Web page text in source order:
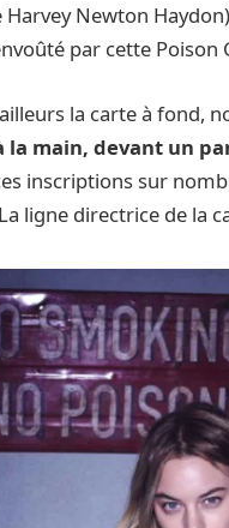
Newton
par cette Poison
la carte à fond,
main, devant un
inscriptions sur
ligne directrice de la